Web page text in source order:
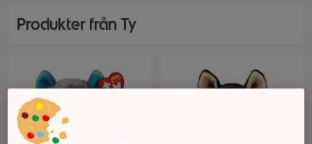
Produkter från Ty